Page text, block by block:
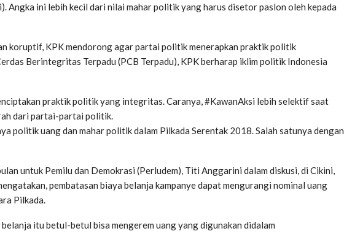
Angka ini lebih kecil dari nilai mahar politik yang harus disetor paslon oleh kepada
koruptif, KPK mendorong agar partai politik menerapkan praktik politik
Berintegritas Terpadu (PCB Terpadu), KPK berharap iklim politik Indonesia
praktik politik yang integritas. Caranya, #KawanAksi lebih selektif saat
dari partai-partai politik.
politik uang dan mahar politik dalam Pilkada Serentak 2018. Salah satunya dengan
untuk Pemilu dan Demokrasi (Perludem), Titi Anggarini dalam diskusi, di ‎Cikini,
pembatasan biaya belanja kampanye dapat mengurangi nominal uang
Pilkada.
belanja itu betul-betul bisa mengerem uang yang digunakan didalam